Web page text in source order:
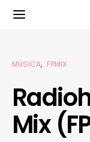
MÚSICA FPMIX
Mix